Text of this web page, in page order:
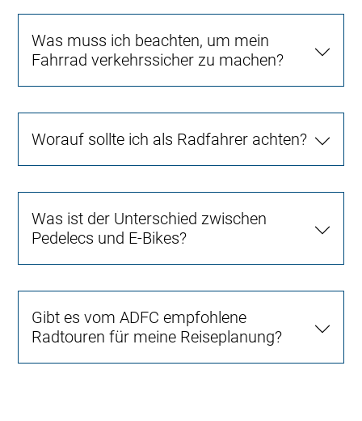
Was muss ich beachten, um mein
Fahrrad verkehrssicher zu machen?
Worauf sollte ich als Radfahrer achten?
Was ist der Unterschied zwischen
Pedelecs und E-Bikes?
Gibt es vom ADFC empfohlene
Radtouren für meine Reiseplanung?